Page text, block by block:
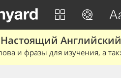
и фразы для изучения, а